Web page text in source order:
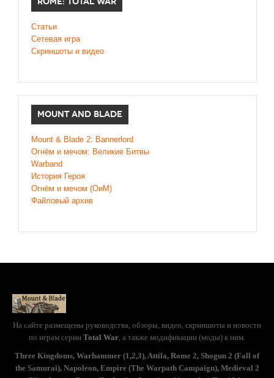
Статьи
Сетевая игра
Скриншоты и видео
MOUNT AND BLADE
Mount & Blade 2: Bannerlord
Огнём и мечом: Великие Битвы
Warband
История Героя
Огнём и мечом (ОиМ)
Файловый архив
На сайте размещены руководства, обзоры, видео, скриншоты и новости
по играм серии Total War, а также модификации (моды) к ним.
Three Kingdoms, Warhammer (1,2,3), Attila, Rome 2, Shogun 2 (Fall of
the Samurai), Napoleon, Empire (The Warpath Campaign), Medieval 2